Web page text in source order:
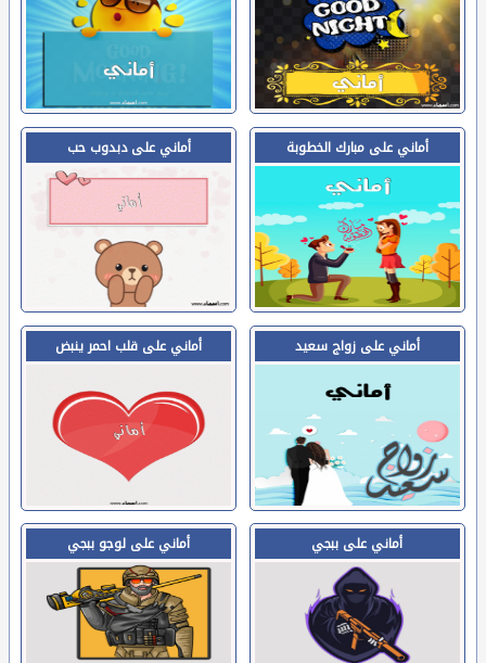
أماني على مبارك الخطوبة أماني على دبدوب حب
أماني على زواج سعيد أماني على قلب احمر ينبض
أماني على ببجي أماني على لوجو ببجي